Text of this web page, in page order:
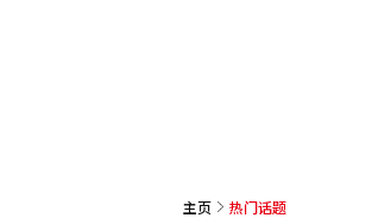
主页 热门话题